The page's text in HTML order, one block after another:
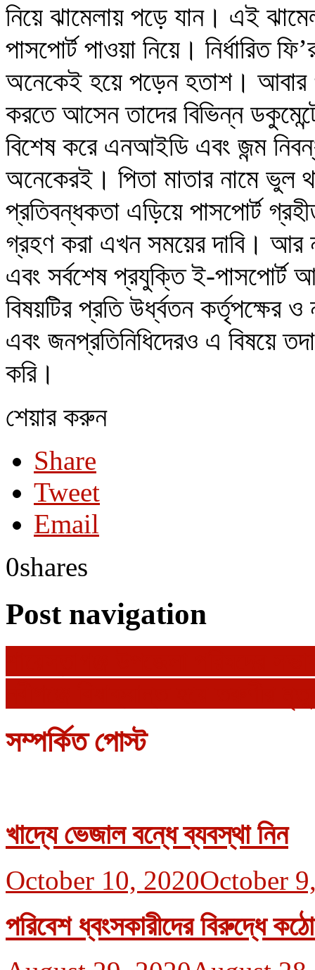
নিয়ে ঝামেলায় পড়ে যান। এই
পাসপোর্ট পাওয়া নিয়ে। নির্ধারিত
অনেকেই হয়ে পড়েন হতাশ। আবার
করতে আসেন তাদের বিভিন্ন
বিশেষ করে এনআইডি এবং জন্ম
অনেকেরই। পিতা মাতার নামে
প্রতিবন্ধকতা এড়িয়ে পাসপোর্ট
গ্রহণ করা এখন সময়ের দাবি। আর
এবং সর্বশেষ প্রযুক্তি ই-পাসপোর্ট
বিষয়টির প্রতি উর্ধ্বতন কর্তৃপক্ষের
এবং জনপ্রতিনিধিদেরও এ বিষয়ে
করি।
শেয়ার করুন
Share
Tweet
Email
0shares
Post navigation
সম্পর্কিত পোস্ট
খাদ্যে ভেজাল বন্ধে ব্যবস্থা নিন
October 10, 2020October
পরিবেশ ধ্বংসকারীদের বিরুদ্ধে